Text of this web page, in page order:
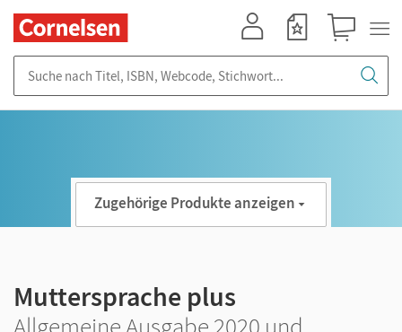
Zugehörige Produkte anzeigen
Muttersprache plus
Allgemeine Ausgabe 2020 und